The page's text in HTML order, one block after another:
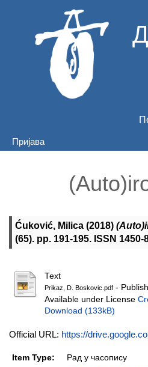
Пријава
Ćuković, Milica (2018)
(65). pp. 191-195. ISSN 1450-
Text
Prikaz, D. Boskovic.pdf -
Available under License
Download (133kB)
Official URL: https://
Item Type: Рад у часопису